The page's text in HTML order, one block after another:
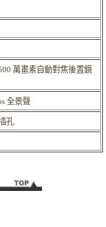
萬畫素自動對焦後置鏡
全景聲
孔